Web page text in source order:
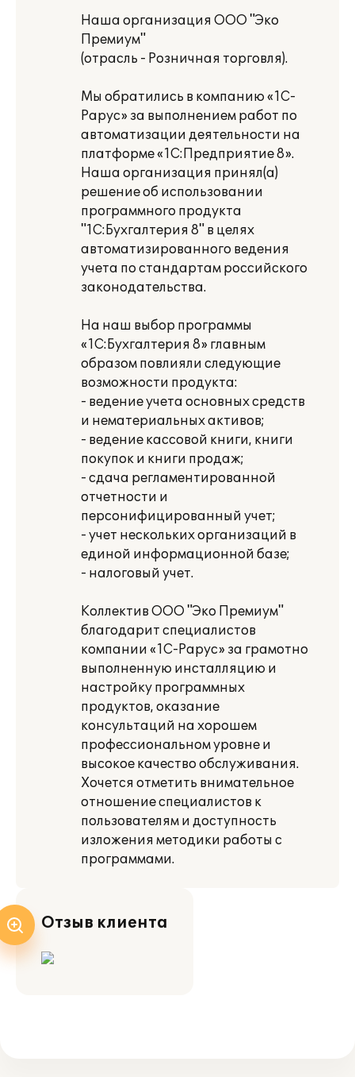
Наша организация ООО "Эко
Премиум"
(отрасль - Розничная торговля).
Мы обратились в компанию «1С-
Рарус» за выполнением работ по
автоматизации деятельности на
платформе «1С:Предприятие 8».
Наша организация принял(а)
решение об использовании
программного продукта
"1С:Бухгалтерия 8" в целях
автоматизированного ведения
учета по стандартам российского
законодательства.
На наш выбор программы
«1С:Бухгалтерия 8» главным
образом повлияли следующие
возможности продукта:
- ведение учета основных средств
и нематериальных активов;
- ведение кассовой книги, книги
покупок и книги продаж;
- сдача регламентированной
отчетности и
персонифицированный учет;
- учет нескольких организаций в
единой информационной базе;
- налоговый учет.
Коллектив ООО "Эко Премиум"
благодарит специалистов
компании «1С-Рарус» за грамотно
выполненную инсталляцию и
настройку программных
продуктов, оказание
консультаций на хорошем
профессиональном уровне и
высокое качество обслуживания.
Хочется отметить внимательное
отношение специалистов к
пользователям и доступность
изложения методики работы с
программами.
Отзыв клиента